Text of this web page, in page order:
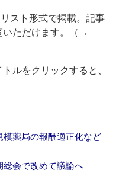
スト形式で掲載。記事
いただけます。（→
ルをクリックすると、
模薬局の報酬適正化など
総会で改めて議論へ